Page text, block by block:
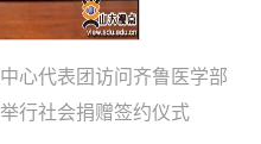
心代表团访问齐鲁医学部
行社会捐赠签约仪式